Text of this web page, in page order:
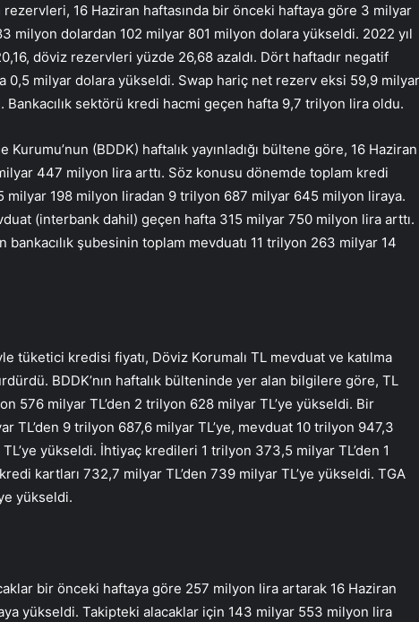
rezervleri, 16 Haziran haftasında bir önceki haftaya göre 3 milyar
milyon dolardan 102 milyar 801 milyon dolara yükseldi. 2022 yıl
döviz rezervleri yüzde 26,68 azaldı. Dört haftadır negatif
0,5 milyar dolara yükseldi. Swap hariç net rezerv eksi 59,9 milyar
sektörü kredi hacmi geçen hafta 9,7 trilyon lira oldu.
Kurumu’nun (BDDK) haftalık yayınladığı bültene göre, 16 Haziran
447 milyon lira arttı. Söz konusu dönemde toplam kredi
milyar 198 milyon liradan 9 trilyon 687 milyar 645 milyon liraya.
(interbank dahil) geçen hafta 315 milyar 750 milyon lira arttı.
şubesinin toplam mevduatı 11 trilyon 263 milyar 14
tüketici kredisi fiyatı, Döviz Korumalı TL mevduat ve katılma
BDDK’nın haftalık bülteninde yer alan bilgilere göre, TL
576 milyar TL’den 2 trilyon 628 milyar TL’ye yükseldi. Bir
TL’den 9 trilyon 687,6 milyar TL’ye, mevduat 10 trilyon 947,3
yükseldi. İhtiyaç kredileri 1 trilyon 373,5 milyar TL’den 1
kartları 732,7 milyar TL’den 739 milyar TL’ye yükseldi. TGA
yükseldi.
bir önceki haftaya göre 257 milyon lira artarak 16 Haziran
yükseldi. Takipteki alacaklar için 143 milyar 553 milyon lira